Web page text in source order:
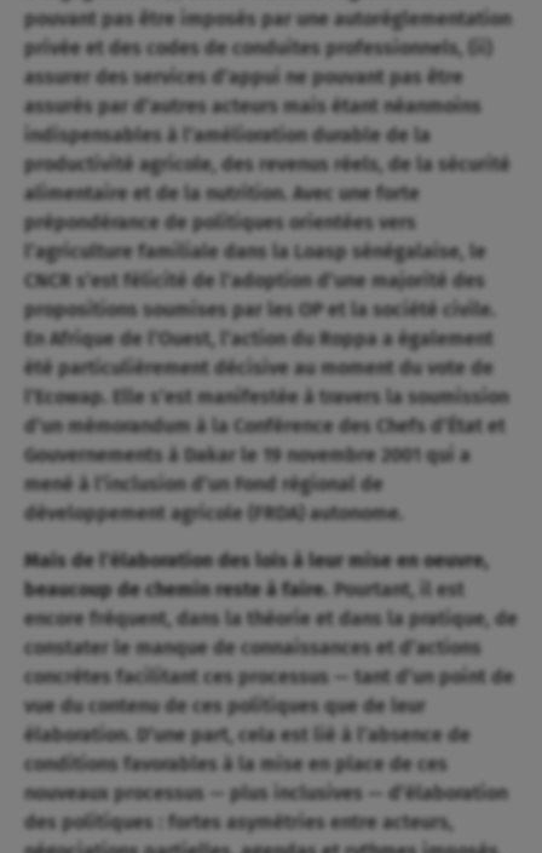
pouvant pas être imposés par une autoréglementation
privée et des codes de conduites professionnels, (ii)
assurer des services d’appui ne pouvant pas être
assurés par d’autres acteurs mais étant néanmoins
indispensables à l’amélioration durable de la
productivité agricole, des revenus réels, de la sécurité
alimentaire et de la nutrition. Avec une forte
prépondérance de politiques orientées vers
l’agriculture familiale dans la Loasp sénégalaise, le
CNCR s’est félicité de l’adoption d’une majorité des
propositions soumises par les OP et la société civile.
En Afrique de l’Ouest, l’action du Roppa a également
été particulièrement décisive au moment du vote de
l’Ecowap. Elle s’est manifestée à travers la soumission
d’un mémorandum à la Conférence des Chefs d’État et
Gouvernements à Dakar le 19 novembre 2001 qui a
mené à l’inclusion d’un Fond régional de
développement agricole (FRDA) autonome.
Mais de l’élaboration des lois à leur mise en oeuvre,
beaucoup de chemin reste à faire. Pourtant, il est
encore fréquent, dans la théorie et dans la pratique, de
constater le manque de connaissances et d’actions
concrètes facilitant ces processus — tant d’un point de
vue du contenu de ces politiques que de leur
élaboration. D’une part, cela est lié à l’absence de
conditions favorables à la mise en place de ces
nouveaux processus — plus inclusives — d’élaboration
des politiques : fortes asymétries entre acteurs,